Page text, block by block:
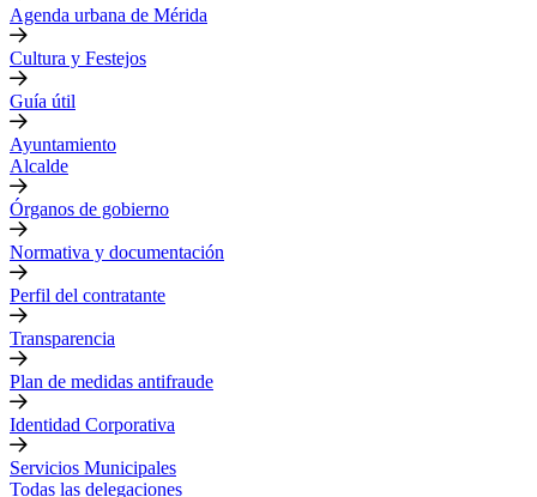
Agenda urbana de Mérida
Cultura y Festejos
Guía útil
Ayuntamiento
Alcalde
Órganos de gobierno
Normativa y documentación
Perfil del contratante
Transparencia
Plan de medidas antifraude
Identidad Corporativa
Servicios Municipales
Todas las delegaciones